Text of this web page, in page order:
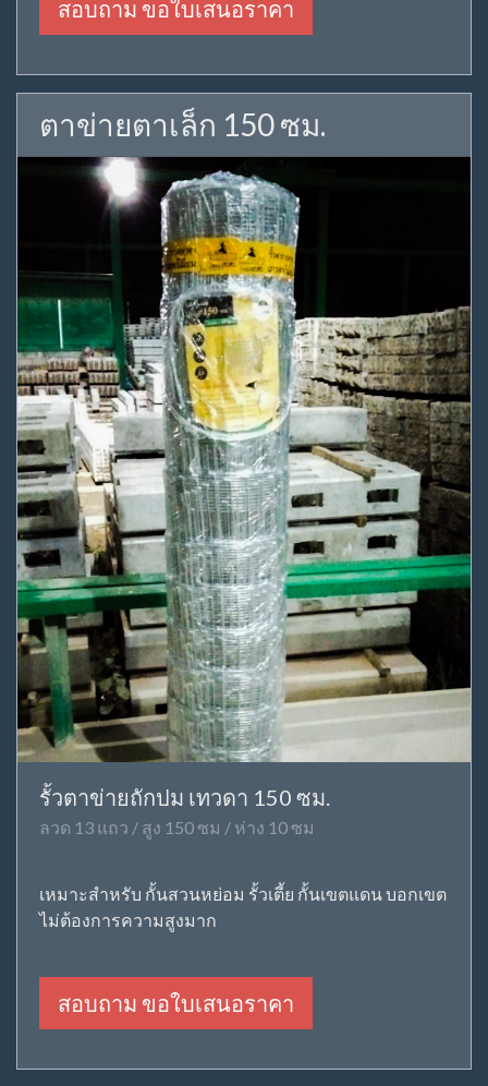
สอบถาม ขอใบเสนอราคา
ตาข่ายตาเล็ก 150 ซม.
รั้วตาข่ายถักปม เทวดา 150 ซม.
ลวด 13 แถว / สูง 150 ซม / ห่าง 10 ซม
เหมาะสำหรับ กั้นสวนหย่อม รั้วเตี้ย กั้นเขตแดน บอกเขต
ไม่ต้องการความสูงมาก
สอบถาม ขอใบเสนอราคา